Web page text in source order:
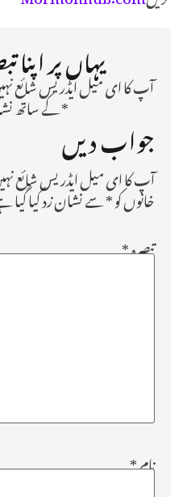
یہاں پر
آپ کا ای میل ایڈریس شائع
* کے ساتھ
جواب دیں
آپ کا ای میل ایڈریس شائع
خانوں کو*سے نشان زد کیا گیا
تبصرہ*
نام*